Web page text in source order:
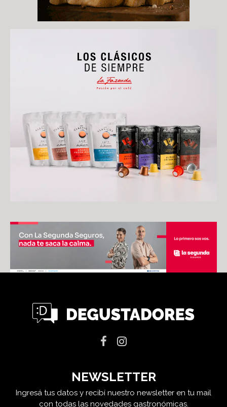
NEWSLETTER
Ingresá tus datos y recibí nuestro newsletter en tu mail
con todas las novedades gastronómicas.